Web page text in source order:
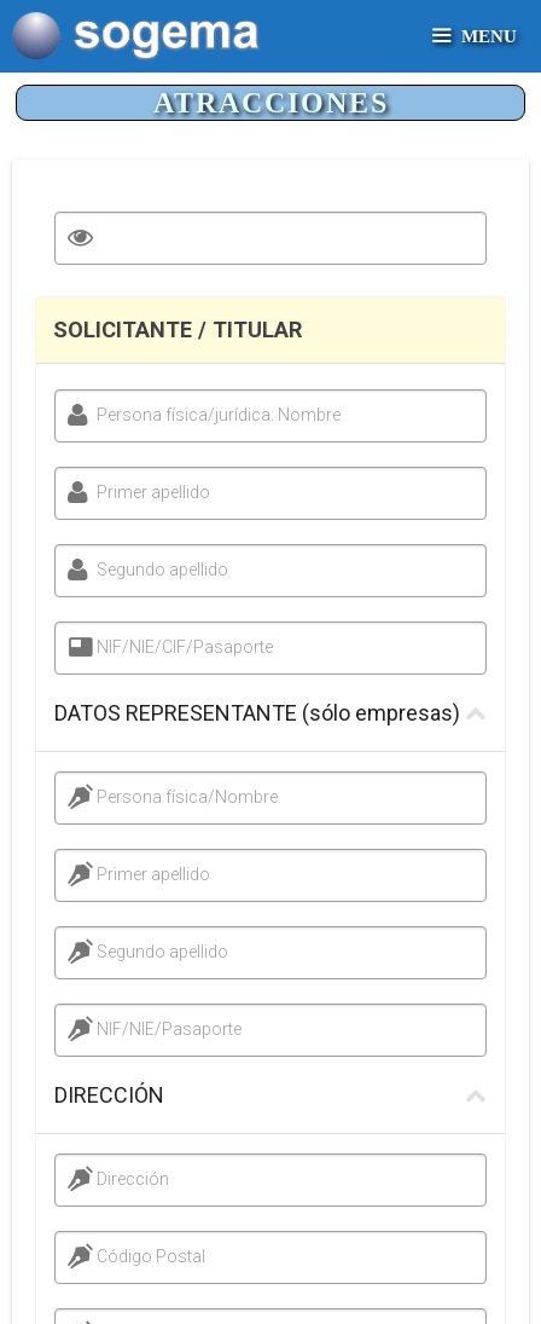
MENU
ATRACCIONES
SOLICITANTE / TITULAR
Persona física/jurídica: Nombre
Primer apellido
Segundo apellido
NIF/NIE/CIF/Pasaporte
DATOS REPRESENTANTE (sólo empresas)
Persona física/Nombre
Primer apellido
Segundo apellido
NIF/NIE/Pasaporte
DIRECCIÓN
Dirección
Código Postal